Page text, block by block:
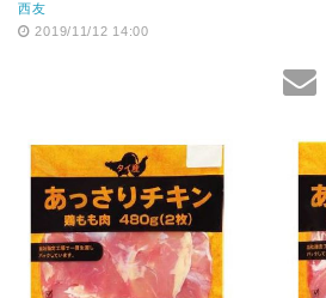
西友
2019/11/12 14:00